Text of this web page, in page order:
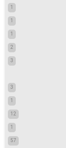
1
1
1
2
3
3
1
12
1
57